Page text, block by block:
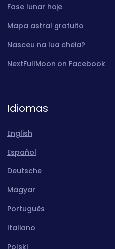
Fase lunar hoje
Mapa astral gratuito
Nasceu na lua cheia?
NextFullMoon on Facebook
Idiomas
English
Español
Deutsche
Magyar
Português
Italiano
Polski